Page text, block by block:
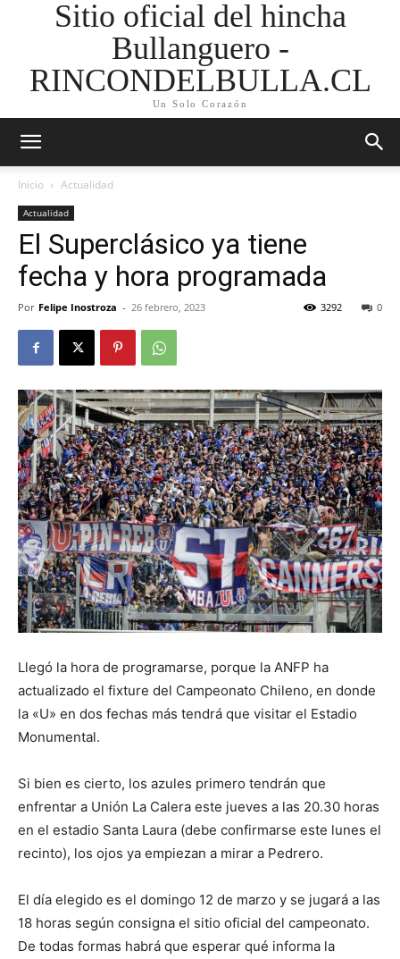
Sitio oficial del hincha
Bullanguero -
RINCONDELBULLA.CL
Un Solo Corazón
Inicio Actualidad
Actualidad
El Superclásico ya tiene
fecha y hora programada
Por Felipe Inostroza - 26 febrero, 2023 0
3292
Llegó la hora de programarse, porque la ANFP ha
actualizado el fixture del Campeonato Chileno, en donde
la «U» en dos fechas más tendrá que visitar el Estadio
Monumental.
Si bien es cierto, los azules primero tendrán que
enfrentar a Unión La Calera este jueves a las 20.30 horas
en el estadio Santa Laura (debe confirmarse este lunes el
recinto), los ojos ya empiezan a mirar a Pedrero.
El día elegido es el domingo 12 de marzo y se jugará a las
18 horas según consigna el sitio oficial del campeonato.
De todas formas habrá que esperar qué informa la